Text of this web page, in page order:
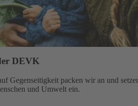
DEVK
Gegenseitigkeit packen wir an und
und Umwelt ein.